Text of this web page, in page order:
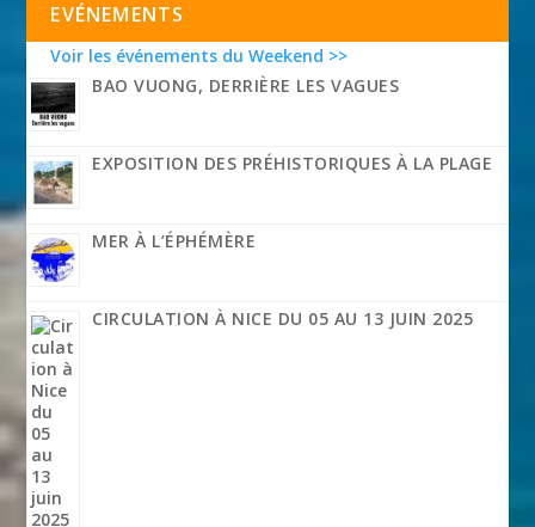
EVÉNEMENTS
Voir les événements du Weekend >>
BAO VUONG, DERRIÈRE LES VAGUES
EXPOSITION DES PRÉHISTORIQUES À LA PLAGE
MER À L’ÉPHÉMÈRE
CIRCULATION À NICE DU 05 AU 13 JUIN 2025